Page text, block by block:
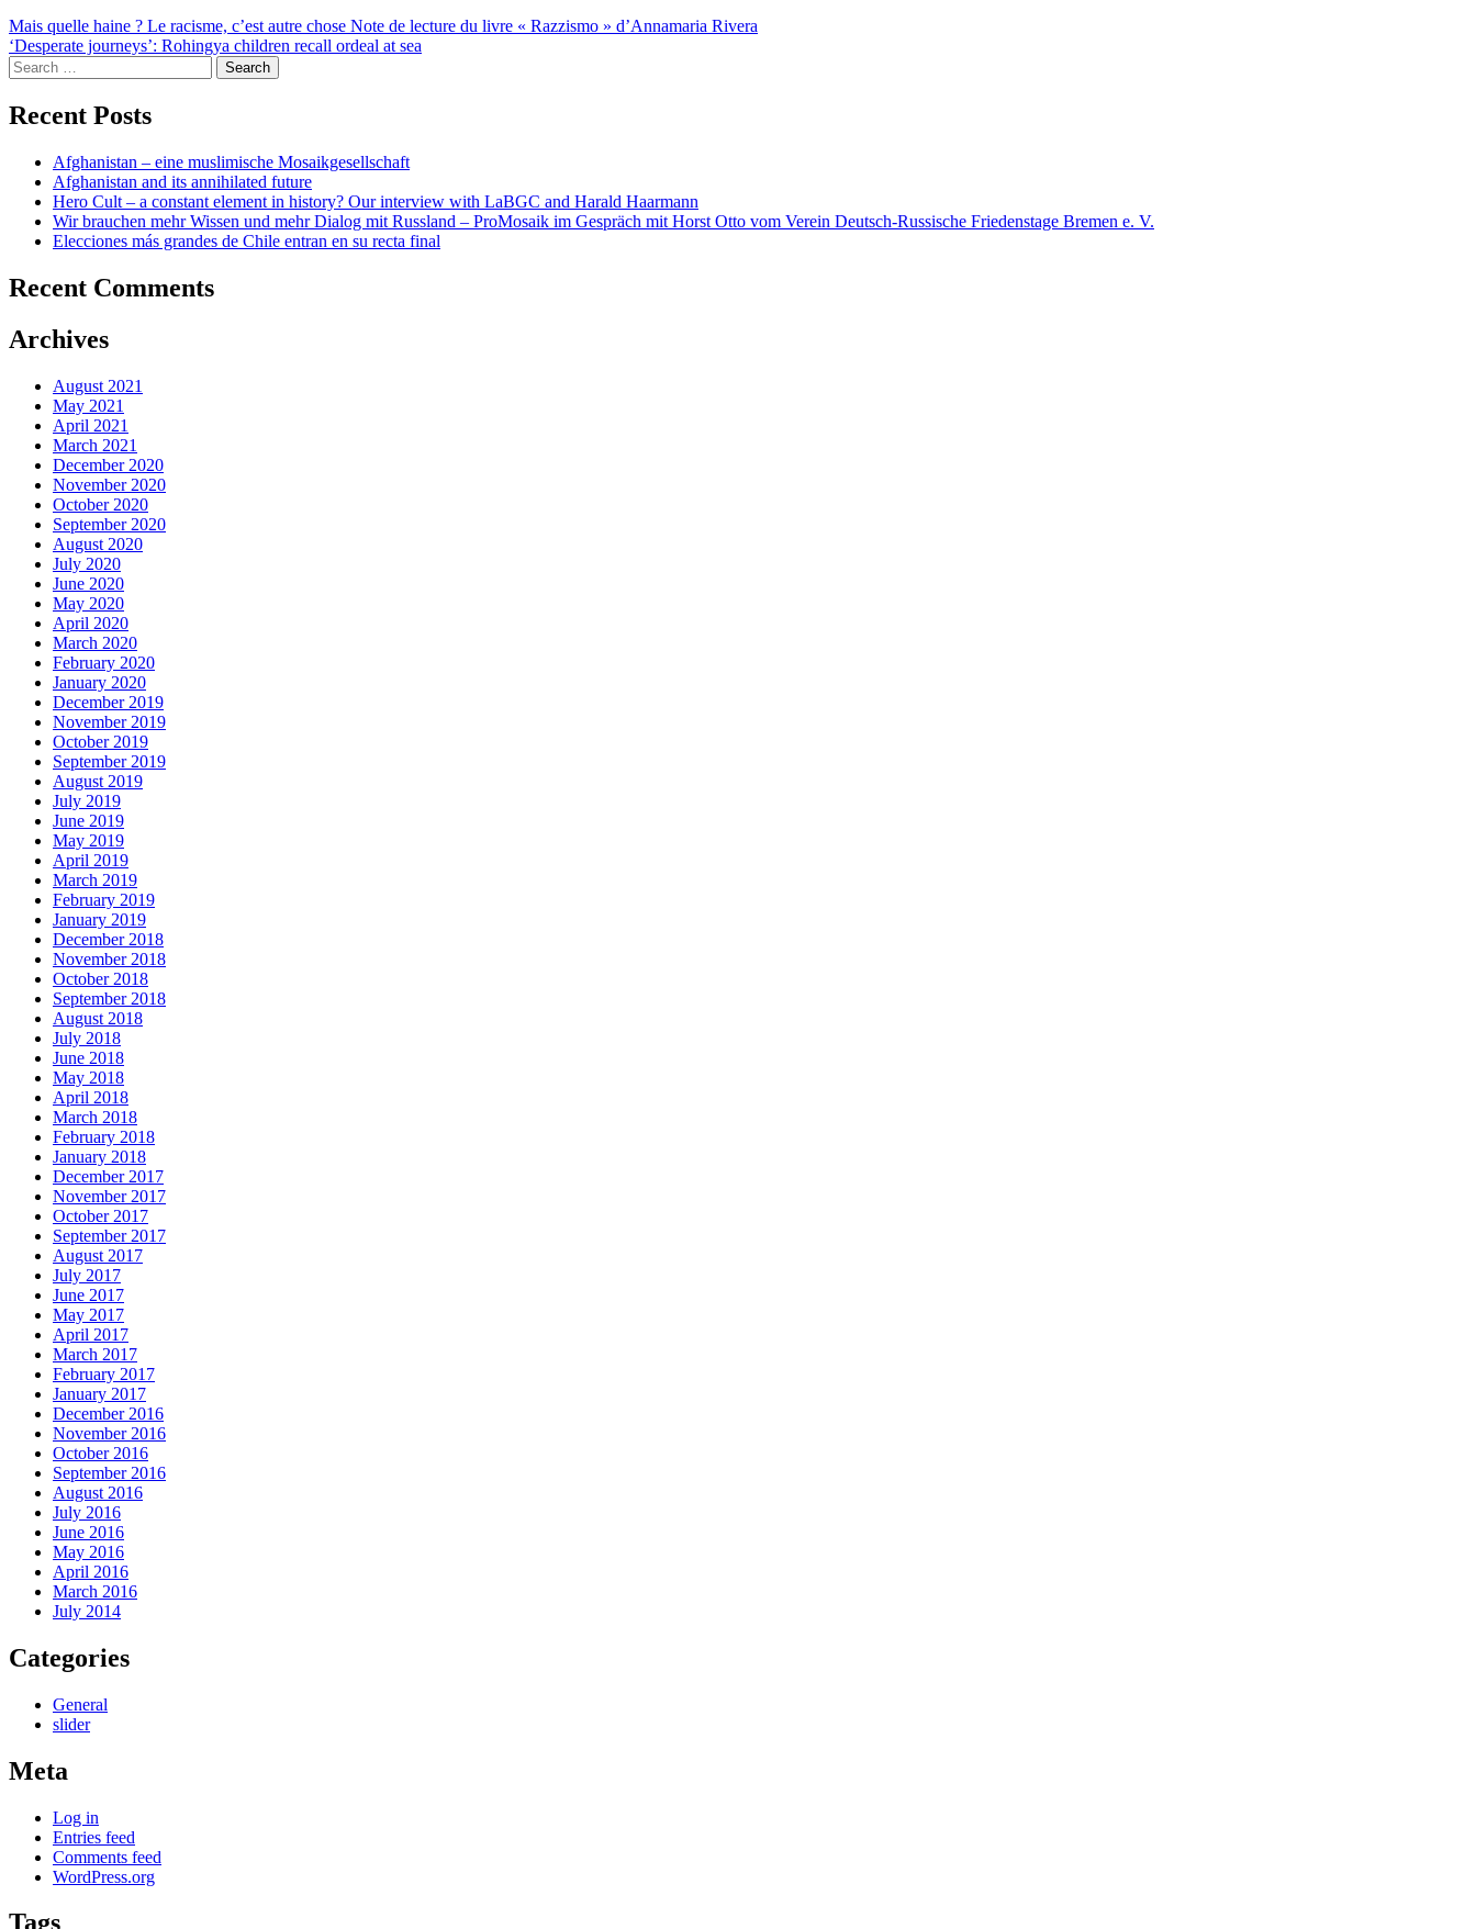
Post
navigation
Mais quelle haine ? Le racisme, c’est autre chose Note de lecture du livre « Razzismo » d’Annamaria Rivera
‘Desperate journeys’: Rohingya children recall ordeal at sea
Search
for:
Recent Posts
Afghanistan – eine muslimische Mosaikgesellschaft
Afghanistan and its annihilated future
Hero Cult – a constant element in history? Our interview with LaBGC and Harald Haarmann
Wir brauchen mehr Wissen und mehr Dialog mit Russland – ProMosaik im Gespräch mit Horst Otto vom Verein Deutsch-Russische Friedenstage Bremen e. V.
Elecciones más grandes de Chile entran en su recta final
Recent Comments
Archives
August 2021
May 2021
April 2021
March 2021
December 2020
November 2020
October 2020
September 2020
August 2020
July 2020
June 2020
May 2020
April 2020
March 2020
February 2020
January 2020
December 2019
November 2019
October 2019
September 2019
August 2019
July 2019
June 2019
May 2019
April 2019
March 2019
February 2019
January 2019
December 2018
November 2018
October 2018
September 2018
August 2018
July 2018
June 2018
May 2018
April 2018
March 2018
February 2018
January 2018
December 2017
November 2017
October 2017
September 2017
August 2017
July 2017
June 2017
May 2017
April 2017
March 2017
February 2017
January 2017
December 2016
November 2016
October 2016
September 2016
August 2016
July 2016
June 2016
May 2016
April 2016
March 2016
July 2014
Categories
General
slider
Meta
Log in
Entries feed
Comments feed
WordPress.org
Tags